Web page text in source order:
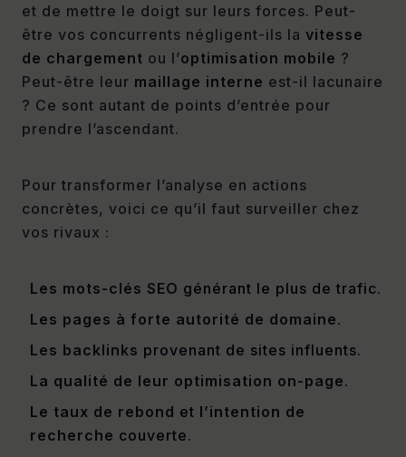
et de mettre le doigt sur leurs forces. Peut-
être vos concurrents négligent-ils la vitesse
de chargement ou l’optimisation mobile ?
Peut-être leur maillage interne est-il lacunaire
? Ce sont autant de points d’entrée pour
prendre l’ascendant.
Pour transformer l’analyse en actions
concrètes, voici ce qu’il faut surveiller chez
vos rivaux :
Les mots-clés SEO générant le plus de trafic.
Les pages à forte autorité de domaine.
Les backlinks provenant de sites influents.
La qualité de leur optimisation on-page.
Le taux de rebond et l’intention de
recherche couverte.